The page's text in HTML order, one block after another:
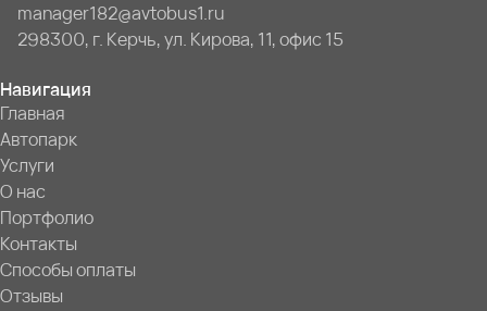
manager182@avtobus1.ru
298300, г. Керчь, ул. Кирова, 11, офис 15
Навигация
Главная
Автопарк
Услуги
О нас
Портфолио
Контакты
Способы оплаты
Отзывы